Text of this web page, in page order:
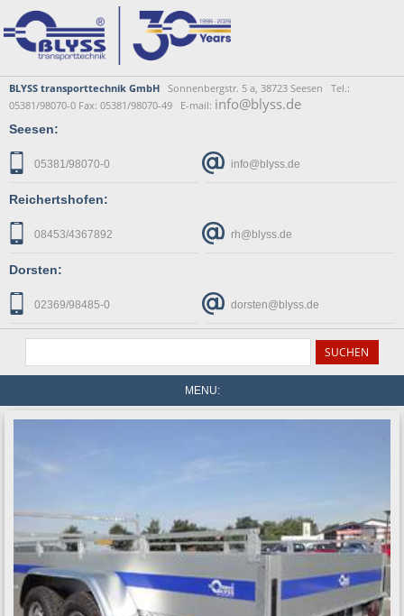
BLYSS transporttechnik GmbH Sonnenbergstr. 5 a, 38723 Seesen Tel.:
05381/98070-0 Fax: 05381/98070-49 E-mail: info@blyss.de
Seesen:
05381/98070-0 info@blyss.de
Reichertshofen:
08453/4367892 rh@blyss.de
Dorsten:
02369/98485-0 dorsten@blyss.de
MENU: